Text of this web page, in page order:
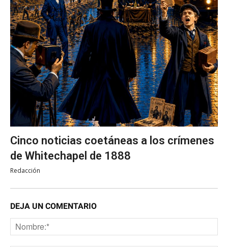
Cinco noticias coetáneas a los crímenes
de Whitechapel de 1888
Redacción
DEJA UN COMENTARIO